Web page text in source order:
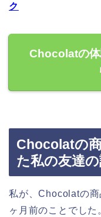
ク
Chocolatの体
Chocolatの
た私の友達
私が、Chocolatの
ヶ月前のことでした